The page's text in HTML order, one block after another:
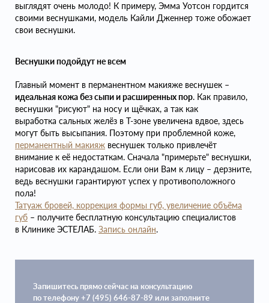
выглядят очень молодо! К примеру, Эмма Уотсон гордится
своими веснушками, модель Кайли Дженнер тоже обожает
свои веснушки.
Веснушки подойдут не всем
Главный момент в перманентном макияже веснушек –
идеальная кожа без сыпи и расширенных пор. Как правило,
веснушки "рисуют" на носу и щёчках, а так как
выработка сальных желёз в Т-зоне увеличена вдвое, здесь
могут быть высыпания. Поэтому при проблемной коже,
перманентный макияж веснушек только привлечёт
внимание к её недостаткам. Сначала "примерьте" веснушки,
нарисовав их карандашом. Если они Вам к лицу – дерзните,
ведь веснушки гарантируют успех у противоположного
пола!
Татуаж бровей, коррекция формы губ, увеличение объёма
губ – получите бесплатную консультацию специалистов
в Клинике ЭСТЕЛАБ. Запись онлайн.
Запишитесь прямо сейчас на консультацию
по телефону +7 (495) 646-87-89 или заполните